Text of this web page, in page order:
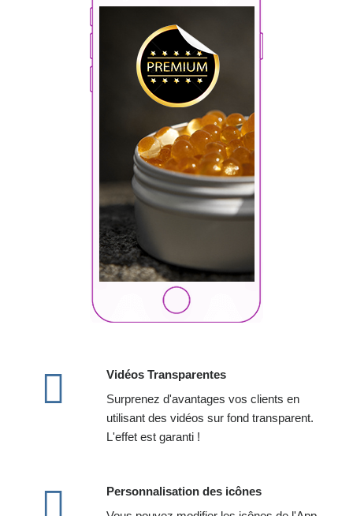
Vidéos Transparentes
Surprenez d'avantages vos clients en
utilisant des vidéos sur fond transparent.
L'effet est garanti !
Personnalisation des icônes